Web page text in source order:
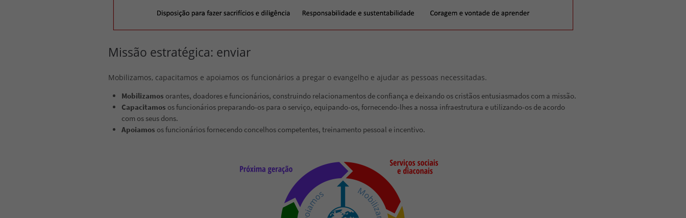
Missão estratégica: enviar
Mobilizamos, capacitamos e apoiamos os funcionários a pregar o evangelho e ajudar as pessoas necessitadas.
Mobilizamos orantes, doadores e funcionários, construindo relacionamentos de confiança e deixando os cristãos entusiasmados com a missão.
Capacitamos os funcionários preparando-os para o serviço, equipando-os, fornecendo-lhes a nossa infraestrutura e utilizando-os de acordo
com os seus dons.
Apoiamos os funcionários fornecendo concelhos competentes, treinamento pessoal e incentivo.